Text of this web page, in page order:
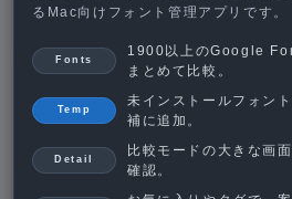
るMac向けフォント管理アプリです。
Fonts
1900以上のGoogle
まとめて比較。
Temp
未インストールフォン
補に追加。
Detail
比較モードの大きな画
確認。